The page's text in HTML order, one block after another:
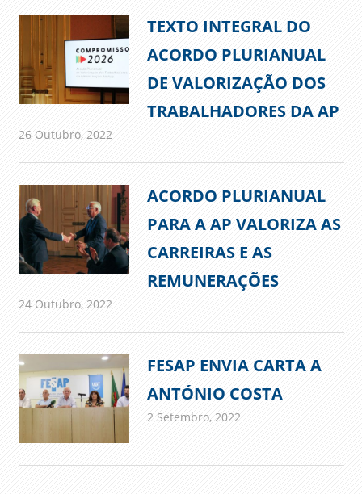
TEXTO INTEGRAL DO
ACORDO PLURIANUAL
DE VALORIZAÇÃO DOS
TRABALHADORES DA AP
26 Outubro, 2022
ACORDO PLURIANUAL
PARA A AP VALORIZA AS
CARREIRAS E AS
REMUNERAÇÕES
24 Outubro, 2022
FESAP ENVIA CARTA A
ANTÓNIO COSTA
2 Setembro, 2022